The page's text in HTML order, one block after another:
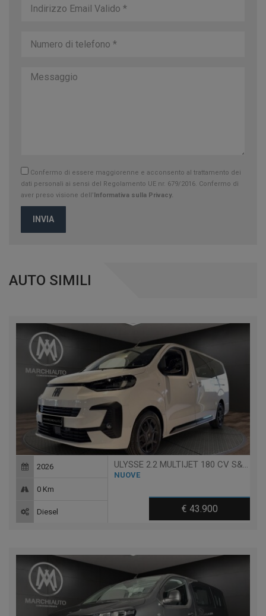
Confermo di essere maggiorenne e acconsento al trattamento dei
dati personali ai sensi del Regolamento UE nr. 679/2016. Confermo di
aver preso visione dell’ Informativa sulla Privacy.
INVIA
AUTO SIMILI
NUOVE
€ 43.900
2026
0 Km
Diesel